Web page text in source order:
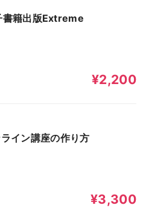
籍出版Extreme
¥2,200
イン講座の作り方
¥3,300